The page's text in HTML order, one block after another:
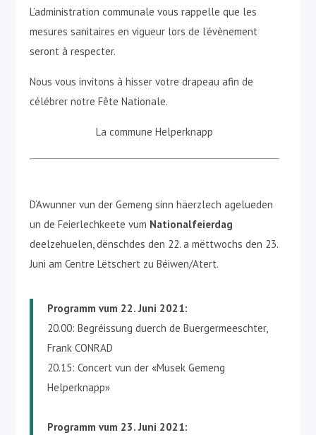
L’administration communale vous rappelle que les
mesures sanitaires en vigueur lors de l’évènement
seront à respecter.
Nous vous invitons à hisser votre drapeau afin de
célébrer notre Fête Nationale.
La commune Helperknapp
D‘Awunner vun der Gemeng sinn häerzlech agelueden
un de Feierlechkeete vum Nationalfeierdag
deelzehuelen, dënschdes den 22. a mëttwochs den 23.
Juni am Centre Lëtschert zu Béiwen/Atert.
Programm vum 22. Juni 2021:
20.00: Begréissung duerch de Buergermeeschter,
Frank CONRAD
20.15: Concert vun der «Musek Gemeng
Helperknapp»
Programm vum 23. Juni 2021: